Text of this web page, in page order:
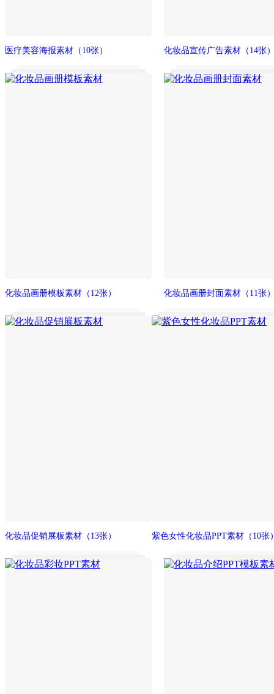
医疗美容海报素材 （10张） 化妆品宣传广告素材 （14张
化妆品画册模板素材 （12张） 化妆品画册封面素材 （11张
化妆品促销展板素材 （13张） 紫色女性化妆品PPT素材 （10张